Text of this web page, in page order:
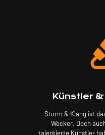
Künstler
Sturm & Klang ist
Wecker. Doch
talentierte Künstler